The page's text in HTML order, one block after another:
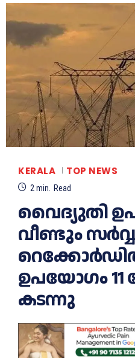
KERALA TOP NEWS
2 min. Read
വൈദ്യുതി
വീണ്ടും
ഉപയോഗം 11
കടന്നു